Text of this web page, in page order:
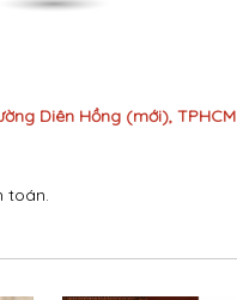
Diên Hồng (mới), TPHCM
toán.